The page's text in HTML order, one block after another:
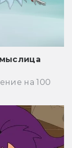
на 100